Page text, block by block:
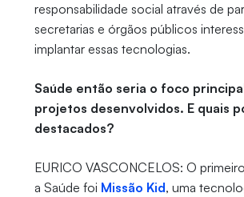
responsabilidade social através de
secretarias e órgãos públicos
implantar essas tecnologias.
Saúde então seria o foco
projetos desenvolvidos. E quais
destacados?
EURICO VASCONCELOS: O
a Saúde foi Missão Kid, uma